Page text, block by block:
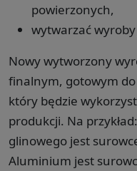
powierzonych,
wytwarzać
Nowy wytworzony
finalnym, gotowym
który będzie
produkcji. Na
glinowego jest
Aluminium jest